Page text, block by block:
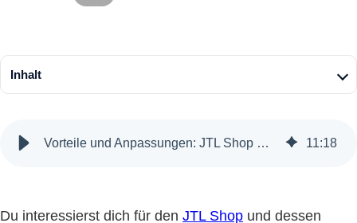
Inhalt
Vorteile und Anpassungen: JTL Shop mit PHP 8.1 optimal nutzen 11:18
Du interessierst dich für den JTL Shop und dessen